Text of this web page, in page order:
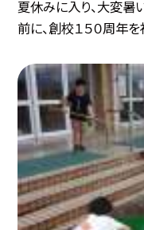
夏休みに入り、大変暑
前に、創校１５０周年